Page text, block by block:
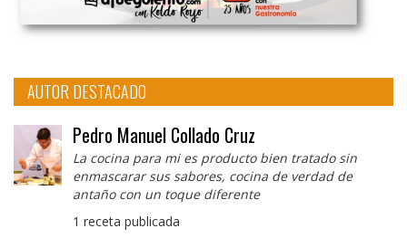
AUTOR DESTACADO
Pedro Manuel Collado Cruz
La cocina para mi es producto bien tratado sin
enmascarar sus sabores, cocina de verdad de
antaño con un toque diferente
1 receta publicada